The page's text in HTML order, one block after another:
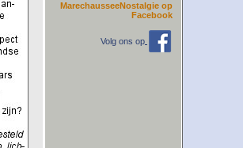
MarechausseeNostalgie op
Facebook
Volg ons op